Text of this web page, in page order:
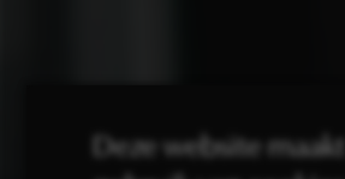
Deze website maakt